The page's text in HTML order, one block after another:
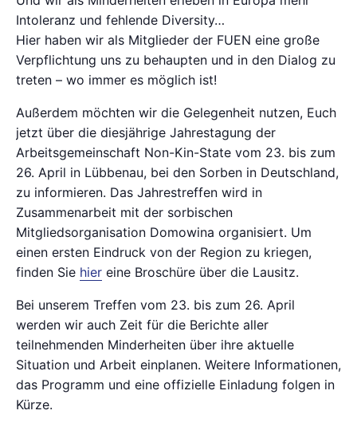
Intoleranz und fehlende Diversity…
Hier haben wir als Mitglieder der FUEN eine große
Verpflichtung uns zu behaupten und in den Dialog zu
treten – wo immer es möglich ist!
Außerdem möchten wir die Gelegenheit nutzen, Euch
jetzt über die diesjährige Jahrestagung der
Arbeitsgemeinschaft Non-Kin-State vom 23. bis zum
26. April in Lübbenau, bei den Sorben in Deutschland,
zu informieren. Das Jahrestreffen wird in
Zusammenarbeit mit der sorbischen
Mitgliedsorganisation Domowina organisiert. Um
einen ersten Eindruck von der Region zu kriegen,
finden Sie hier eine Broschüre über die Lausitz.
Bei unserem Treffen vom 23. bis zum 26. April
werden wir auch Zeit für die Berichte aller
teilnehmenden Minderheiten über ihre aktuelle
Situation und Arbeit einplanen. Weitere Informationen,
das Programm und eine offizielle Einladung folgen in
Kürze.